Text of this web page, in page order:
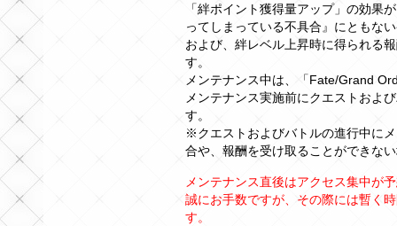
「絆ポイント獲得量アップ」の効果
ってしまっている不具合』にともな
および、絆レベル上昇時に得られる
す。
メンテナンス中は、「Fate/Grand
メンテナンス実施前にクエストおよ
す。
※クエストおよびバトルの進行中に
合や、報酬を受け取ることができな
メンテナンス直後はアクセス集中が
誠にお手数ですが、その際には暫く
す。